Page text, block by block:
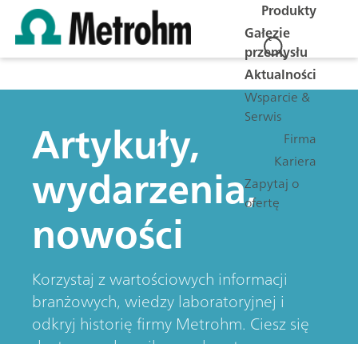
Produkty
Gałęzie
przemysłu
Aktualności
Wsparcie &
Serwis
Firma
Kariera
Zapytaj o
ofertę
Artykuły,
wydarzenia,
nowości
Korzystaj z wartościowych informacji
branżowych, wiedzy laboratoryjnej i
odkryj historię firmy Metrohm. Ciesz się